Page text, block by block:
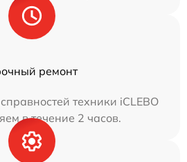
ремонт
техники iCLEBO
в течение 2 часов.